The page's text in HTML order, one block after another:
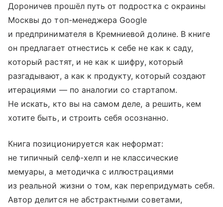
Дороничев прошёл путь от подростка с окраины
Москвы до топ-менеджера Google
и предпринимателя в Кремниевой долине. В книге
он предлагает отнестись к себе не как к саду,
который растят, и не как к шифру, который
разгадывают, а как к продукту, который создают
итерациями — по аналогии со стартапом.
Не искать, кто вы на самом деле, а решить, кем
хотите быть, и строить себя осознанно.
Книга позиционируется как неформат:
не типичный селф-хелп и не классические
мемуары, а методичка с иллюстрациями
из реальной жизни о том, как перепридумать себя.
Автор делится не абстрактными советами,